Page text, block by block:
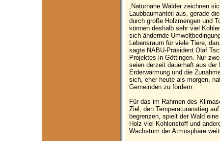
„Naturnahe Wälder zeichnen
Laubbaumanteil aus, gerade
durch große Holzmengen und
können deshalb sehr viel
sich ändernde
Lebensraum für viele Tiere,
sagte NABU-Präsident Olaf
Projektes in Göttingen. Nur
seien derzeit dauerhaft aus
Erderwärmung und die
sich, eher heute als morgen,
Gemeinden zu fördern.
Für das im Rahmen des
Ziel, den Temperaturanstieg
begrenzen, spielt der Wald
Holz viel Kohlenstoff und
Wachstum der Atmosphäre